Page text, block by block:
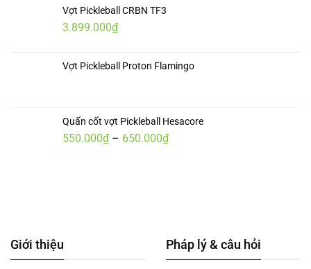
Vợt Pickleball CRBN TF3
3.899.000₫
Vợt Pickleball Proton Flamingo
Quấn cốt vợt Pickleball Hesacore
550.000₫ – 650.000₫Khoảng
Giới thiệu Pháp lý & câu hỏi